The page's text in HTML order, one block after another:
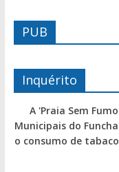
PUB
Inquérito
A 'Praia Sem
Municipais do
o consumo de